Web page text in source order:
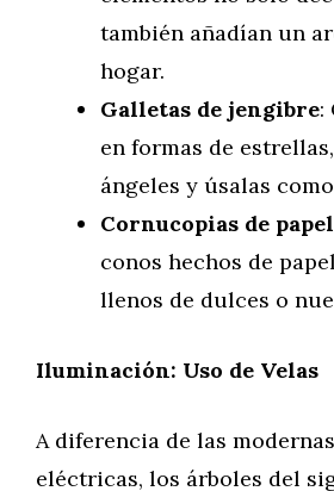
también añadían un
hogar.
Galletas de jengibre:
en formas de
ángeles y úsalas
Cornucopias de papel
conos hechos de
llenos de dulces o
Iluminación: Uso de Velas
A diferencia de las
eléctricas, los árboles del